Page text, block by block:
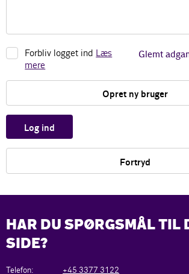
Forbliv logget ind Læs
mere
Glemt
Opret ny bruger
Log ind
Fortryd
HAR DU SPØRGSMÅL TIL
SIDE?
Telefon: +45 3377 3122